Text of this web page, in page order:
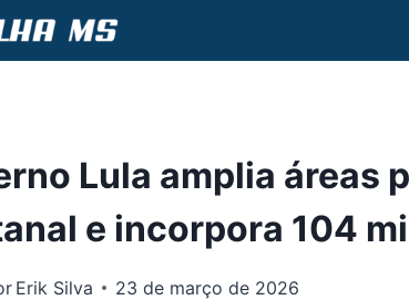
Lula amplia áreas
e incorpora 104
Erik Silva 23 de março de 2026